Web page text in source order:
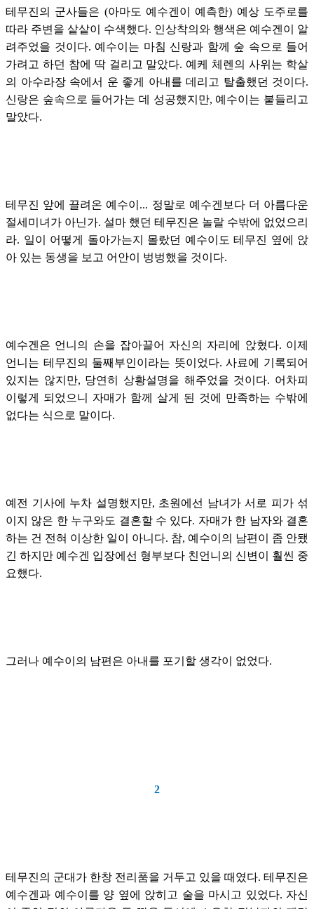
테무진의 군사들은 (아마도 예수겐이 예측한) 예상 도주로를
따라 주변을 샅샅이 수색했다. 인상착의와 행색은 예수겐이 알
려주었을 것이다. 예수이는 마침 신랑과 함께 숲 속으로 들어
가려고 하던 참에 딱 걸리고 말았다. 예케 체렌의 사위는 학살
의 아수라장 속에서 운 좋게 아내를 데리고 탈출했던 것이다.
신랑은 숲속으로 들어가는 데 성공했지만, 예수이는 붙들리고
말았다.
테무진 앞에 끌려온 예수이... 정말로 예수겐보다 더 아름다운
절세미녀가 아닌가. 설마 했던 테무진은 놀랄 수밖에 없었으리
라. 일이 어떻게 돌아가는지 몰랐던 예수이도 테무진 옆에 앉
아 있는 동생을 보고 어안이 벙벙했을 것이다.
예수겐은 언니의 손을 잡아끌어 자신의 자리에 앉혔다. 이제
언니는 테무진의 둘째부인이라는 뜻이었다. 사료에 기록되어
있지는 않지만, 당연히 상황설명을 해주었을 것이다. 어차피
이렇게 되었으니 자매가 함께 살게 된 것에 만족하는 수밖에
없다는 식으로 말이다.
예전 기사에 누차 설명했지만, 초원에선 남녀가 서로 피가 섞
이지 않은 한 누구와도 결혼할 수 있다. 자매가 한 남자와 결혼
하는 건 전혀 이상한 일이 아니다. 참, 예수이의 남편이 좀 안됐
긴 하지만 예수겐 입장에선 형부보다 친언니의 신변이 훨씬 중
요했다.
그러나 예수이의 남편은 아내를 포기할 생각이 없었다.
2
테무진의 군대가 한창 전리품을 거두고 있을 때였다. 테무진은
예수겐과 예수이를 양 옆에 앉히고 술을 마시고 있었다. 자신